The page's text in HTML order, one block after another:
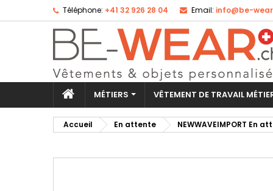
Téléphone: +41 32 926 28 04 Email: info@be-
MÉTIERS VÊTEMENT DE TRAVAIL
Accueil En attente NEWWAVEIMPORT En